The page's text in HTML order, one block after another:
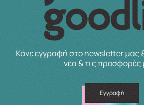
Κάνε εγγραφή στο newsletter μας
νέα & τις προσφορές
Εγγραφή